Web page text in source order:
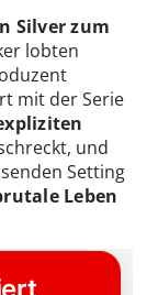
Silver zum
lobten
mit der Serie
und
Setting
Leben